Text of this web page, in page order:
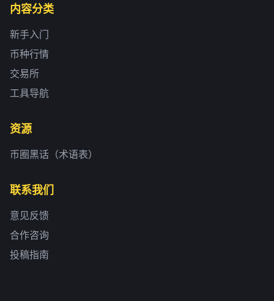
内容分类
新手入门
币种行情
交易所
工具导航
资源
币圈黑话（术语表）
联系我们
意见反馈
合作咨询
投稿指南